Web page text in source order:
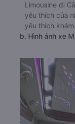
Limousine đi
yêu thích của
yêu thích
b. Hình ảnh xe